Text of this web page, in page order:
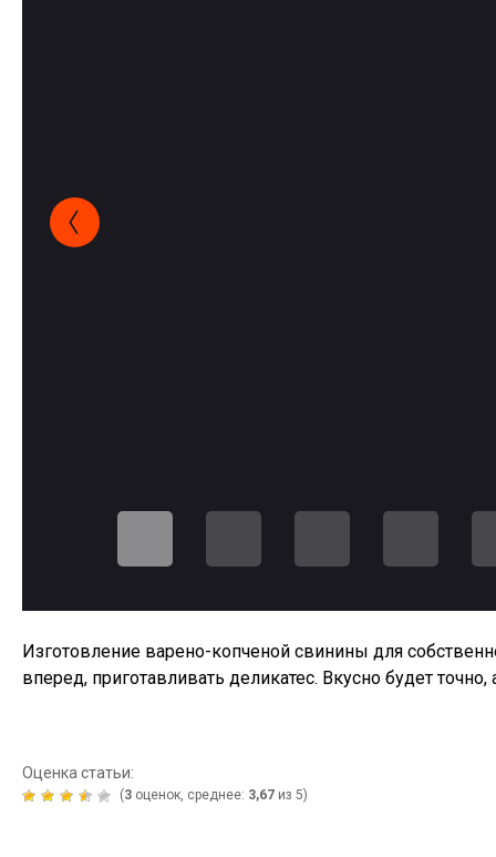
Изготовление варено-копченой свинины для
вперед, приготавливать деликатес. Вкусно будет
Оценка статьи:
(3оценок, среднее: 3,67из 5)